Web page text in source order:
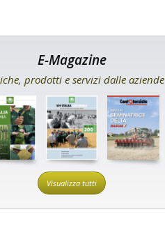
E-Magazine
prodotti e servizi dalle aziende
Visualizza tutti